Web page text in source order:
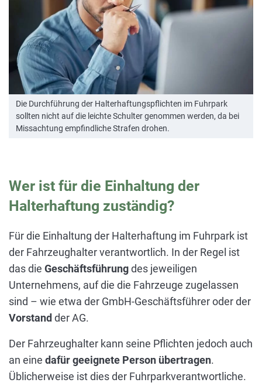
Die Durchführung der Halterhaftungspflichten im Fuhrpark
sollten nicht auf die leichte Schulter genommen werden, da bei
Missachtung empfindliche Strafen drohen.
Wer ist für die Einhaltung der
Halterhaftung zuständig?
Für die Einhaltung der Halterhaftung im Fuhrpark ist
der Fahrzeughalter verantwortlich. In der Regel ist
das die Geschäftsführungdes jeweiligen
Unternehmens, auf die die Fahrzeuge zugelassen
sind – wie etwa der GmbH-Geschäftsführer oder der
Vorstand der AG.
Der Fahrzeughalter kann seine Pflichten jedoch auch
an eine dafür geeignete Person übertragen.
Üblicherweise ist dies der Fuhrparkverantwortliche.